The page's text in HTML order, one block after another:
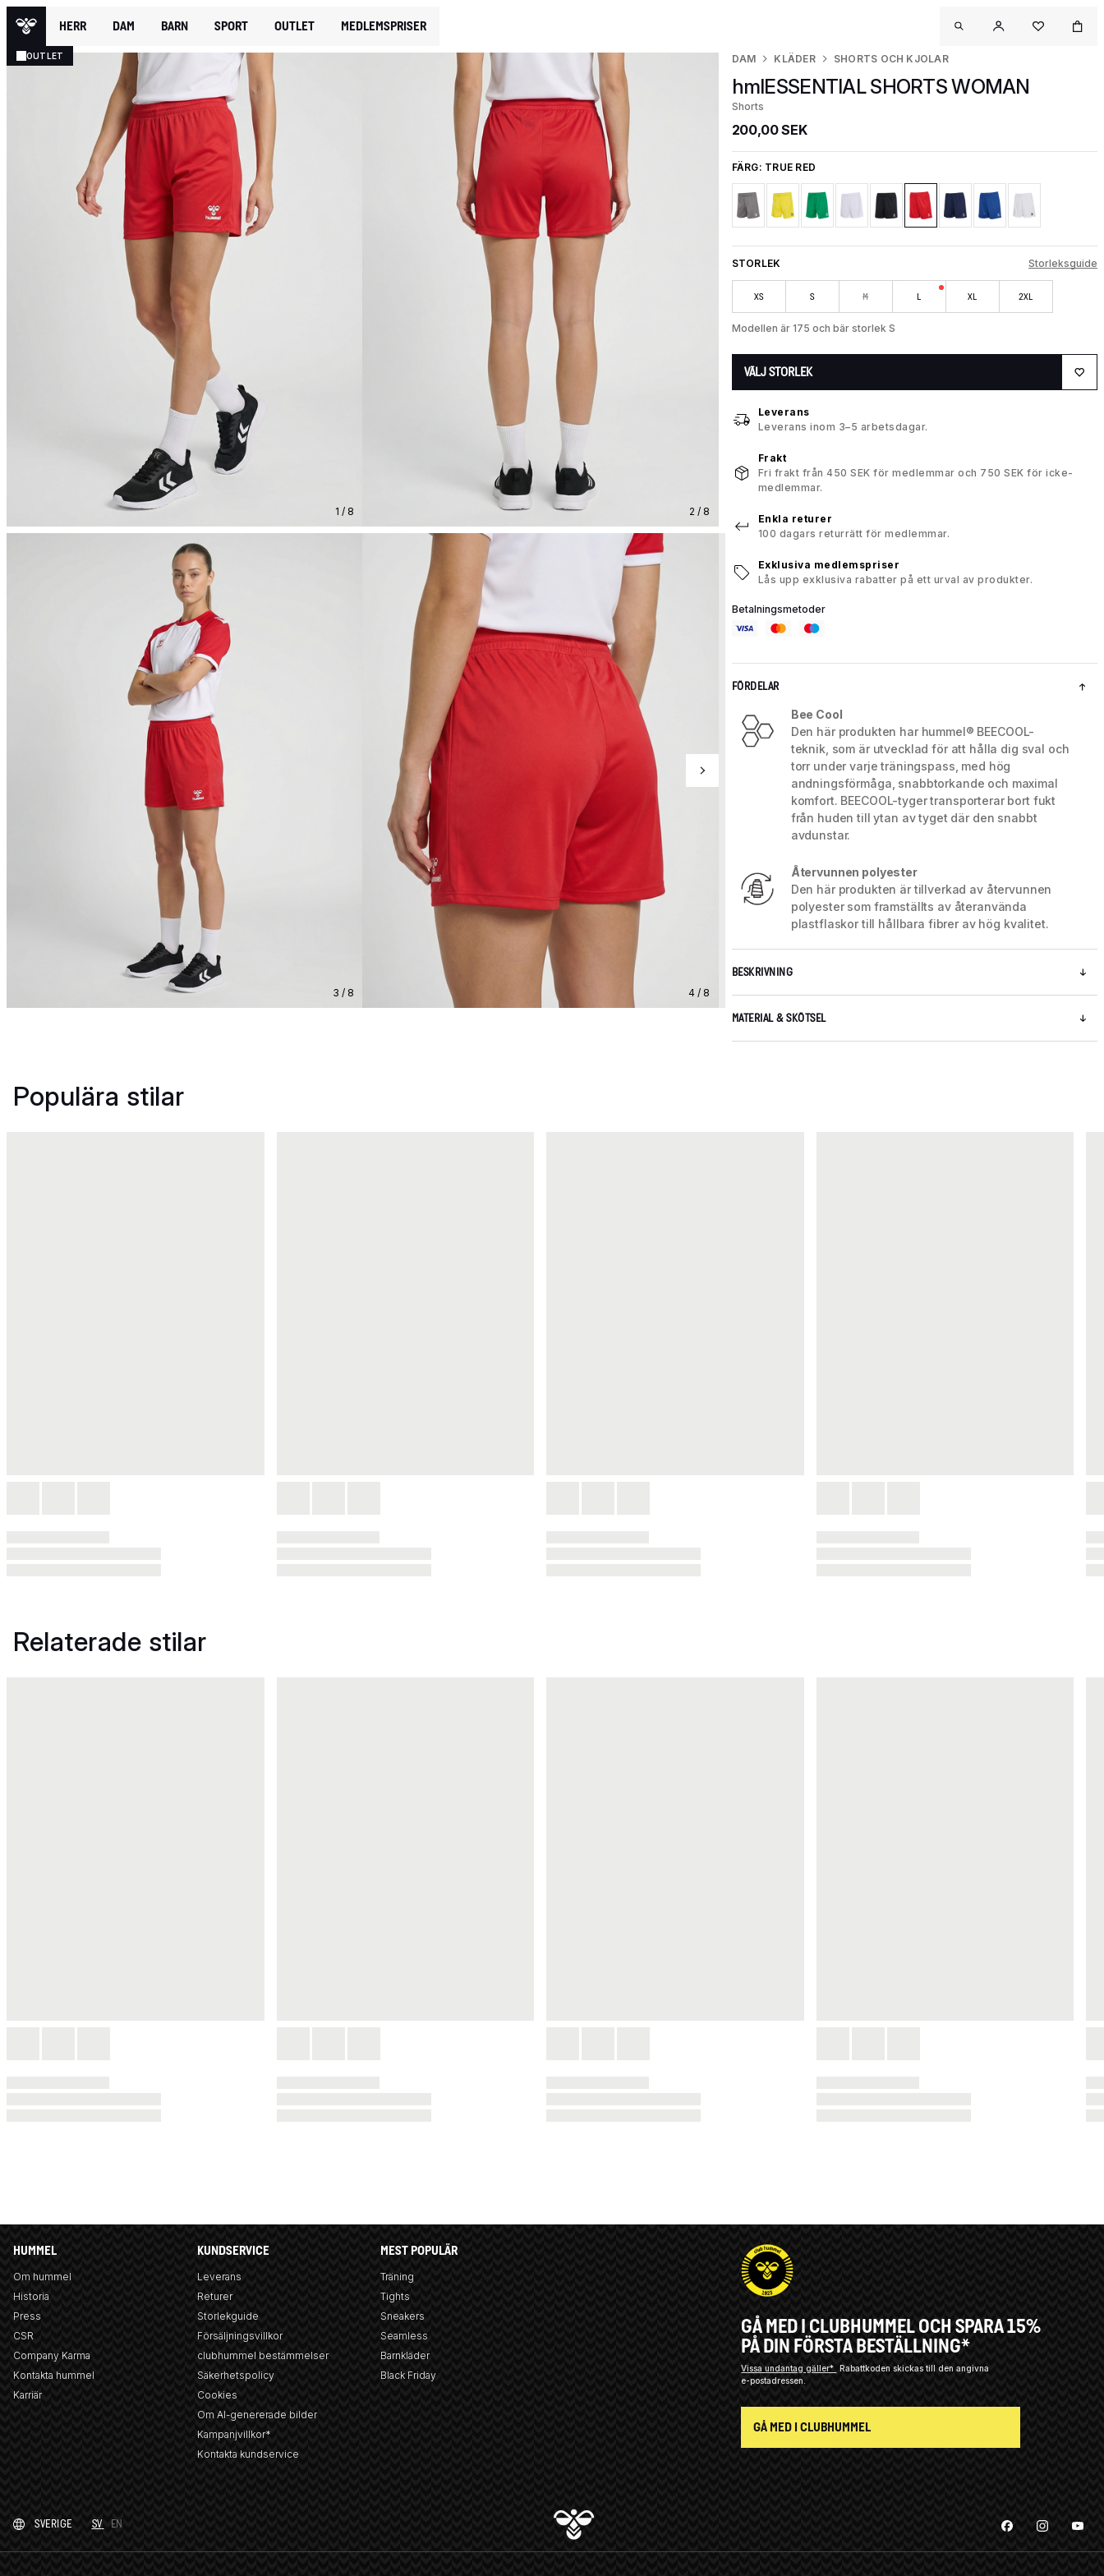
HERR DAM BARN SPORT OUTLET MEDLEMSPRISER
OUTLET
1 / 8 2 / 8
3 / 8 4 / 8 5 / 8
DAM KLÄDER SHORTS OCH KJOLAR
hmlESSENTIAL SHORTS WOMAN
Shorts
200,00 SEK
FÄRG: TRUE RED
STORLEK Storleksguide
XS S M L XL 2XL
Modellen är 175 och bär storlek S
VÄLJ STORLEK
Leverans
Leverans inom 3–5 arbetsdagar.
Frakt
Fri frakt från 450 SEK för medlemmar och 750 SEK för icke-
medlemmar.
Enkla returer
100 dagars returrätt för medlemmar.
Exklusiva medlemspriser
Lås upp exklusiva rabatter på ett urval av produkter.
Betalningsmetoder
FÖRDELAR
Bee Cool
Den här produkten har hummel® BEECOOL-
teknik, som är utvecklad för att hålla dig sval och
torr under varje träningspass, med hög
andningsförmåga, snabbtorkande och maximal
komfort. BEECOOL-tyger transporterar bort fukt
från huden till ytan av tyget där den snabbt
avdunstar.
Återvunnen polyester
Den här produkten är tillverkad av återvunnen
polyester som framställts av återanvända
plastflaskor till hållbara fibrer av hög kvalitet.
BESKRIVNING
MATERIAL & SKÖTSEL
Populära stilar
Relaterade stilar
HUMMEL
Om hummel
Historia
Press
CSR
Company Karma
Kontakta hummel
Karriär
KUNDSERVICE
Leverans
Returer
Storlekguide
Försäljningsvillkor
clubhummel bestämmelser
Säkerhetspolicy
Cookies
Om AI-genererade bilder
Kampanjvillkor*
Kontakta kundservice
MEST POPULÄR
Träning
Tights
Sneakers
Seamless
Barnkläder
Black Friday
GÅ MED I CLUBHUMMEL OCH SPARA 15%
PÅ DIN FÖRSTA BESTÄLLNING*
Vissa undantag gäller*
Rabattkoden skickas till den angivna
e-postadressen.
GÅ MED I CLUBHUMMEL
SVERIGE SV EN